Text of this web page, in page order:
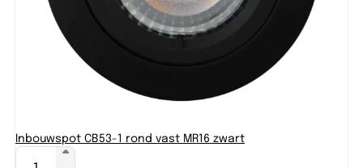
Inbouwspot CB53-1 rond vast MR16 zwart